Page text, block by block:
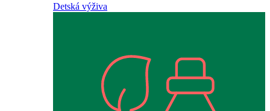
Detská výživa